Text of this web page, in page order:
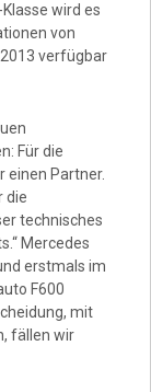
wird es
von
verfügbar
Für die
einen Partner.
die
technisches
Mercedes
erstmals im
F600
mit
fällen wir